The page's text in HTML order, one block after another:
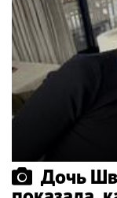
Дочь